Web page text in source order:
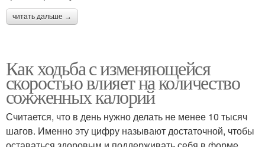
читать дальше →
Как ходьба с изменяющейся
скоростью влияет на количество
сожженных калорий
Считается, что в день нужно делать не менее 10 тысяч
шагов. Именно эту цифру называют достаточной, чтобы